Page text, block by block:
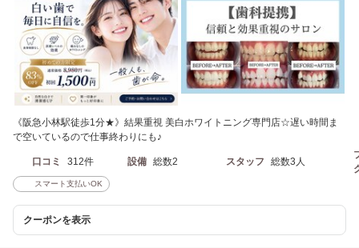
《阪急小林駅徒歩1分★》結果重視 美白ホワイトニング専門店☆遅い時間ま
で空いているので仕事終わりにも♪
口コミ 312件 設備 総数2 スタッフ 総数3人
スマート支払いOK
クーポンを表示